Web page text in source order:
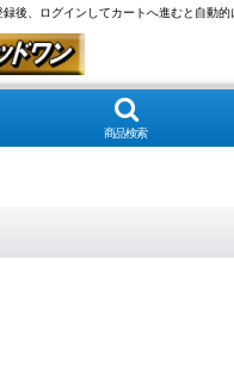
後、ログインしてカートへ進むと自動的
商品検索